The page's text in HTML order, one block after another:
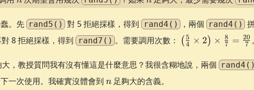
。先 rand5() 對 5 拒絕採樣，得到 rand4() ，兩個 rand4()
對 8 拒絕採樣，得到 rand7() 。需要調用次數：
\left(
\frac{5}
{4}
\times 2
( 4
5 × 2) × 7
8 = 7
20 。
大，教授質問我有沒有懂這是什麼意思？我很含糊地說，兩個 rand4()
一次使用。我確實沒體會到 n
n 足夠大的含義。